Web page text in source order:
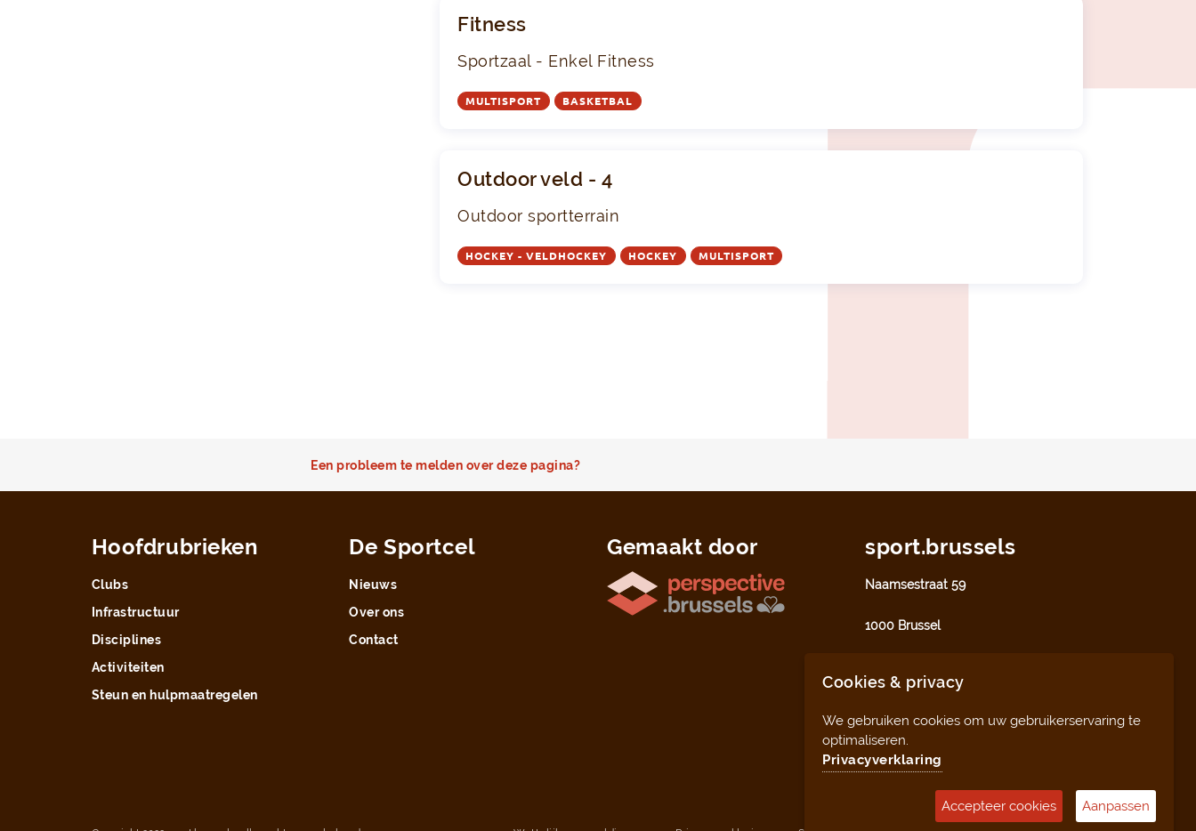
Fitness
Sportzaal - Enkel Fitness
MULTISPORT BASKETBAL
Outdoor veld - 4
Outdoor sportterrain
HOCKEY - VELDHOCKEY HOCKEY MULTISPORT
Een probleem te melden over deze pagina?
Hoofdrubrieken
Clubs
Infrastructuur
Disciplines
Activiteiten
Steun en hulpmaatregelen
De Sportcel
Nieuws
Over ons
Contact
Gemaakt door sport.brussels
Naamsestraat 59
1000 Brussel
Cookies & privacy
We gebruiken cookies om uw gebruikerservaring te
optimaliseren.
Privacyverklaring
Accepteer cookies Aanpassen